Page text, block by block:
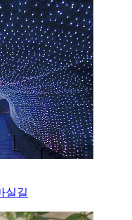
실길